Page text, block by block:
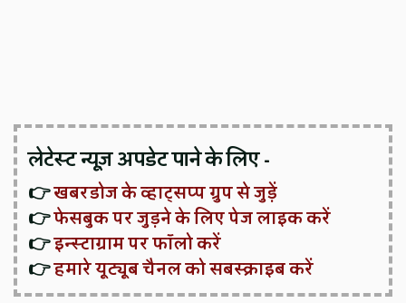
लेटेस्ट न्यूज़ अपडेट पाने के लिए -
👉खबरडोज के व्हाट्सप्प ग्रुप से जुड़ें
👉फेसबुक पर जुड़ने के लिए पेज लाइक करें
👉इन्स्टाग्राम पर फॉलो करें
👉हमारे यूट्यूब चैनल को सबस्क्राइब करें